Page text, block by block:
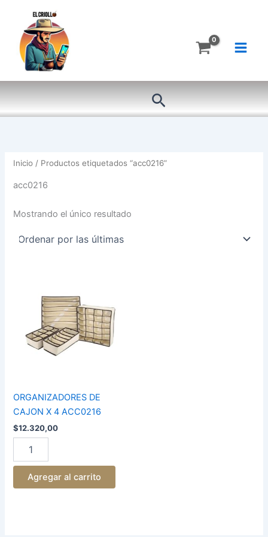
contenido
Buscar
Inicio / Productos etiquetados “acc0216”
acc0216
Mostrando el único resultado
ORGANIZADORES DE
CAJON X 4 ACC0216
$12.320,00
CAJON
ACC0216
cantidad
Agregar al carrito